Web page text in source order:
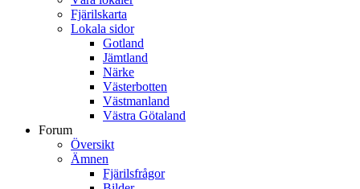
Fjärilskarta
Lokala sidor
Gotland
Jämtland
Närke
Västerbotten
Västmanland
Västra Götaland
Forum
Översikt
Ämnen
Fjärilsfrågor